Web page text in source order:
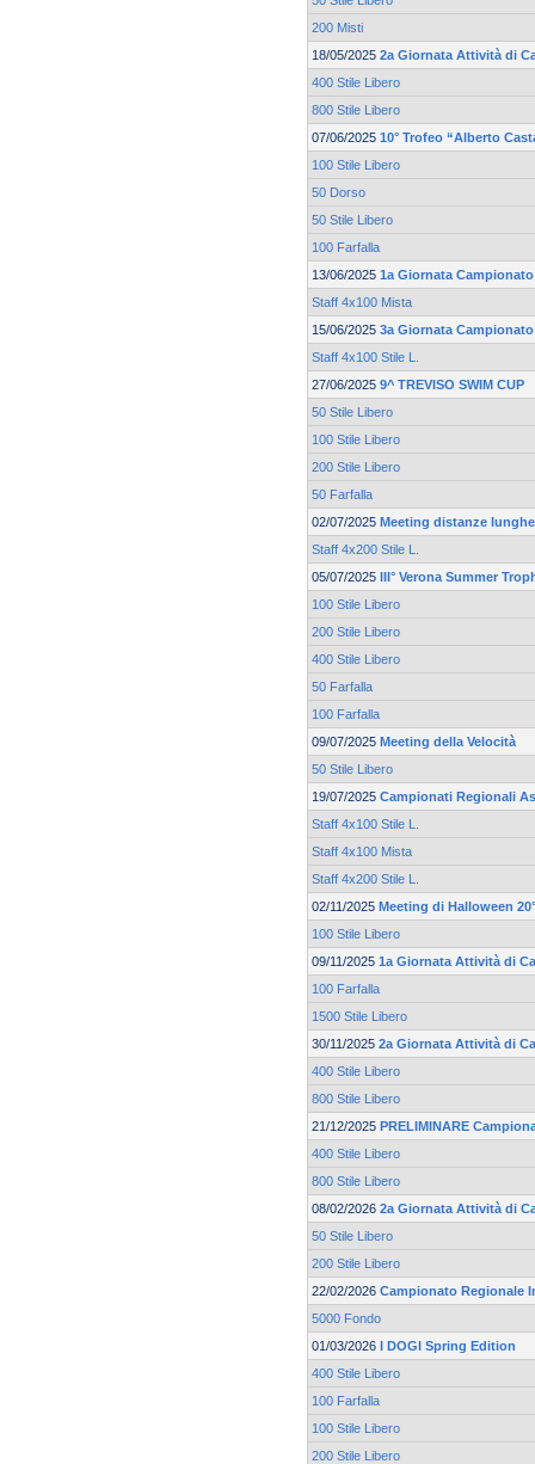
200 Misti
18/05/2025 2a Giornata Attività di
400 Stile Libero
800 Stile Libero
07/06/2025 10° Trofeo “Alberto
100 Stile Libero
50 Dorso
50 Stile Libero
100 Farfalla
13/06/2025 1a Giornata
Staff 4x100 Mista
15/06/2025 3a Giornata
Staff 4x100 Stile L.
27/06/2025 9^ TREVISO SWIM CUP
50 Stile Libero
100 Stile Libero
200 Stile Libero
50 Farfalla
02/07/2025 Meeting distanze
Staff 4x200 Stile L.
05/07/2025 III° Verona Summer
100 Stile Libero
200 Stile Libero
400 Stile Libero
50 Farfalla
100 Farfalla
09/07/2025 Meeting della Velocità
50 Stile Libero
19/07/2025 Campionati Regionali
Staff 4x100 Stile L.
Staff 4x100 Mista
Staff 4x200 Stile L.
02/11/2025 Meeting di Halloween
100 Stile Libero
09/11/2025 1a Giornata Attività di
100 Farfalla
1500 Stile Libero
30/11/2025 2a Giornata Attività di
400 Stile Libero
800 Stile Libero
21/12/2025 PRELIMINARE
400 Stile Libero
800 Stile Libero
08/02/2026 2a Giornata Attività di
50 Stile Libero
200 Stile Libero
22/02/2026 Campionato Regionale
5000 Fondo
01/03/2026 I DOGI Spring Edition
400 Stile Libero
100 Farfalla
100 Stile Libero
200 Stile Libero